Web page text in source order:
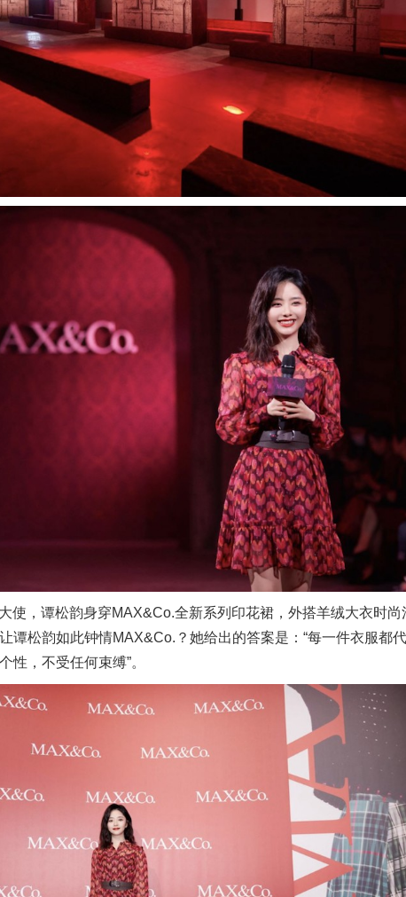
使，谭松韵身穿MAX&Co.全新系列印花裙，外搭羊绒大衣时尚
谭松韵如此钟情MAX&Co.？她给出的答案是：“每一件衣服都
性，不受任何束缚”。